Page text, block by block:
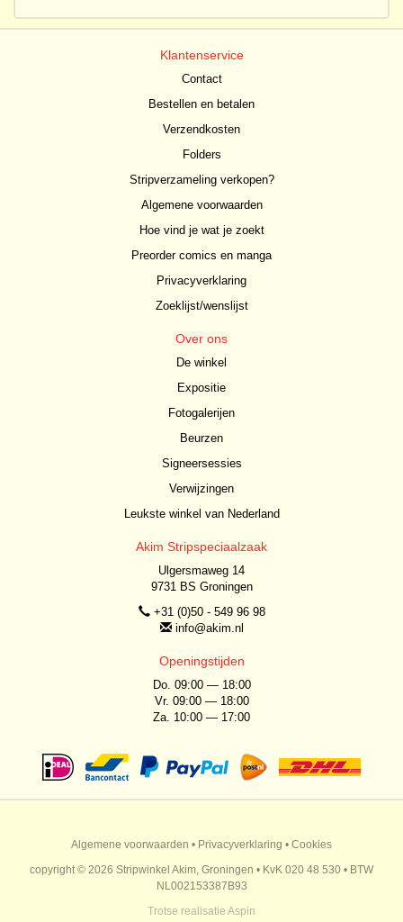
Klantenservice
Contact
Bestellen en betalen
Verzendkosten
Folders
Stripverzameling verkopen?
Algemene voorwaarden
Hoe vind je wat je zoekt
Preorder comics en manga
Privacyverklaring
Zoeklijst/wenslijst
Over ons
De winkel
Expositie
Fotogalerijen
Beurzen
Signeersessies
Verwijzingen
Leukste winkel van Nederland
Akim Stripspeciaalzaak
Ulgersmaweg 14
9731 BS Groningen
+31 (0)50 - 549 96 98
info@akim.nl
Openingstijden
Do. 09:00 — 18:00
Vr. 09:00 — 18:00
Za. 10:00 — 17:00
Algemene voorwaarden • Privacyverklaring • Cookies
copyright © 2026 Stripwinkel Akim, Groningen • KvK 020 48 530 • BTW
NL002153387B93
Trotse realisatie Aspin